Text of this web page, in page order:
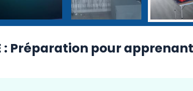
: Préparation pour